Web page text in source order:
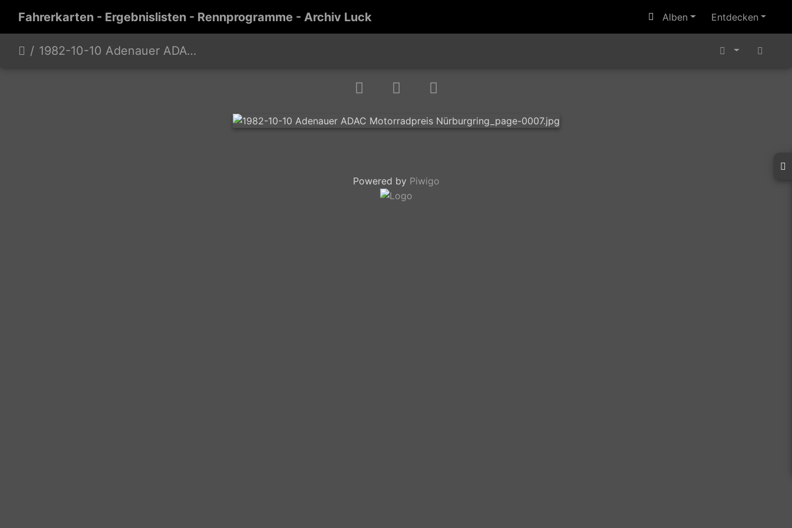
Fahrerkarten - Ergebnislisten - Rennprogramme - Archiv Luck Alben Entdecken
1982-10-10 Adenauer ADAC Motorradpreis Nürburgring page-0007
Powered by Piwigo